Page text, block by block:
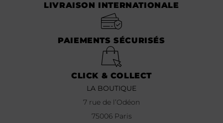
LIVRAISON INTERNATIONALE
PAIEMENTS SÉCURISÉS
CLICK & COLLECT
LA BOUTIQUE
7 rue de l’Odéon
75006 Paris